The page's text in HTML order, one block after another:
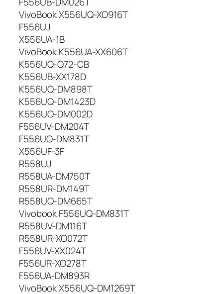
VivoBook X556UQ-XO916T
F556UJ
X556UA-1B
VivoBook K556UA-XX606T
K556UQ-Q72-CB
K556UB-XX178D
K556UQ-DM898T
K556UQ-DM1423D
K556UQ-DM002D
F556UV-DM204T
F556UQ-DM831T
X556UF-3F
R558UJ
R558UA-DM750T
R558UR-DM149T
R558UQ-DM665T
Vivobook F556UQ-DM831T
R558UV-DM116T
R558UR-XO072T
F556UV-XX024T
F556UR-XO278T
F556UA-DM893R
VivoBook X556UQ-DM1269T